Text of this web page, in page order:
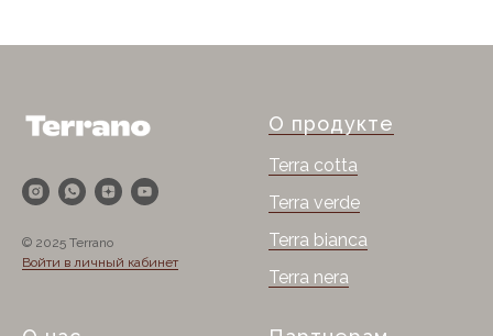
© 2025 Terrano
Войти в личный кабинет
О продукте
Terra cotta
Terra verde
Terra bianca
Terra nera